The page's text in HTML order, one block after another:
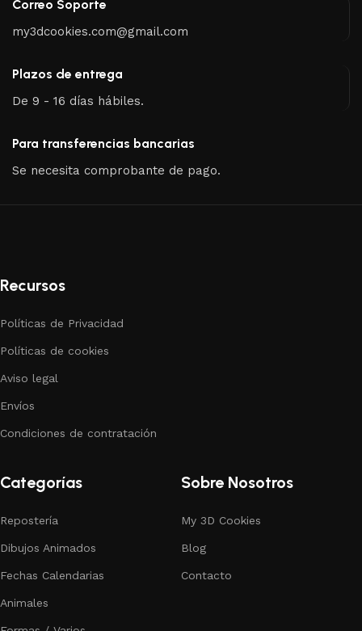
Correo Soporte
my3dcookies.com@gmail.com
Plazos de entrega
De 9 - 16 días hábiles.
Para transferencias bancarias
Se necesita comprobante de pago.
Recursos
Políticas de Privacidad
Políticas de cookies
Aviso legal
Envíos
Condiciones de contratación
Categorías
Repostería
Dibujos Animados
Fechas Calendarias
Animales
Sobre Nosotros
My 3D Cookies
Blog
Contacto